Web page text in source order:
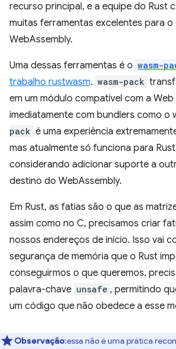
recurso principal, e a equipe do Rust
muitas ferramentas excelentes para
WebAssembly.
Uma dessas ferramentas é o wasm-
trabalho rustwasm. wasm-pack
em um módulo compatível com a
imediatamente com bundlers como o
pack é uma experiência
mas atualmente só funciona para
considerando adicionar suporte a
destino do WebAssembly.
Em Rust, as fatias são o que as
assim como no C, precisamos criar
nossos endereços de início. Isso vai
segurança de memória que o Rust
conseguirmos o que queremos,
palavra-chave unsafe , permitindo
um código que não obedece a esse
Observação:essa não é uma prática